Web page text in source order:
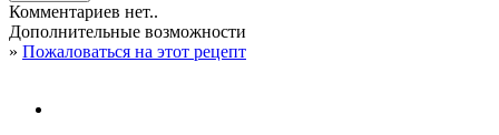
Комментариев нет..
Дополнительные возможности
» Пожаловаться на этот рецепт